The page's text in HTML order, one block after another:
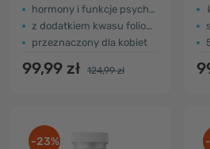
hormony i funkcje psychologiczne
z dodatkiem kwasu foliowego i witaminy B6
przeznaczony dla kobiet
99,99 zł 124,99 zł
-23%